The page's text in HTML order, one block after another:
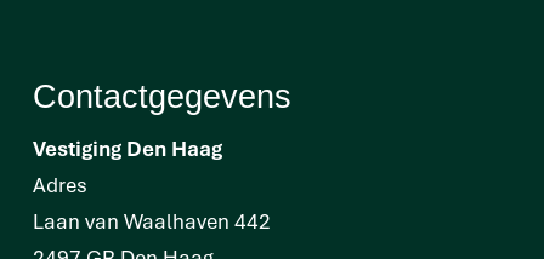
Contactgegevens
Vestiging Den Haag
Adres
Laan van Waalhaven 442